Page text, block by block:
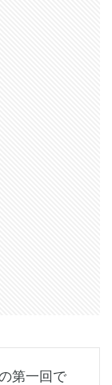
第一回で